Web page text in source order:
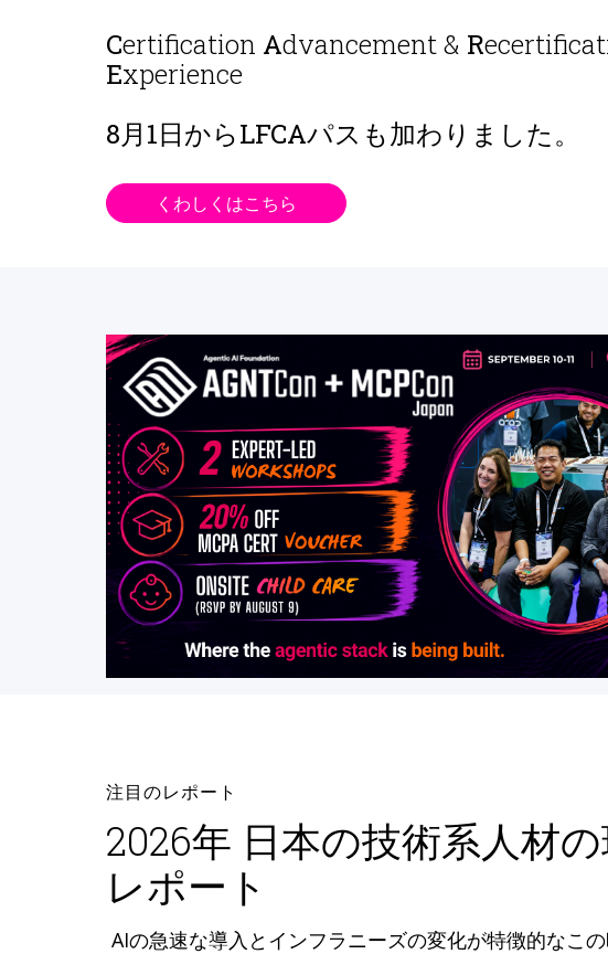
Certification Advancement & R
Experience
8月1日からLFCAパスも加わりました。
くわしくはこちら
注目のレポート
2026年 日本の技術系人材
レポート
AIの急速な導入とインフラニーズの変化が特徴的なこ